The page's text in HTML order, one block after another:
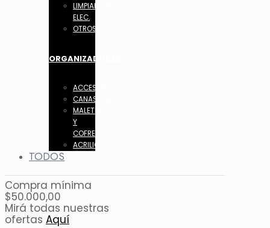
LIMPIADORES
ELEC.
OTROS
ORGANIZADORES
ACCESORIOS
CANASTOS
MALETIN
Y
COFRES
ACRILICO
TODOS
Compra mínima
$50.000,00
Mirá todas nuestras
ofertas Aquí